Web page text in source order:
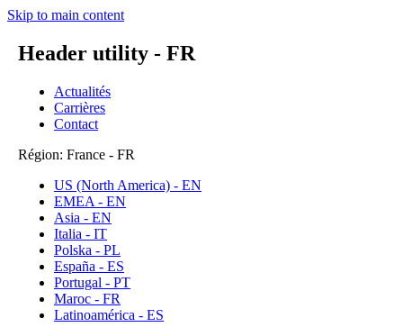
Skip to main content
Header utility - FR
Actualités
Carrières
Contact
Région: France - FR
US (North America) - EN
EMEA - EN
Asia - EN
Italia - IT
Polska - PL
España - ES
Portugal - PT
Maroc - FR
Latinoamérica - ES